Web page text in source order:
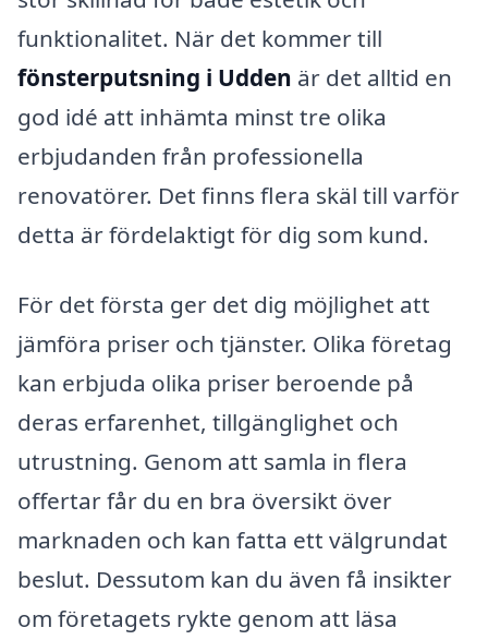
funktionalitet. När det kommer till
fönsterputsning i Udden är det alltid en
god idé att inhämta minst tre olika
erbjudanden från professionella
renovatörer. Det finns flera skäl till varför
detta är fördelaktigt för dig som kund.
För det första ger det dig möjlighet att
jämföra priser och tjänster. Olika företag
kan erbjuda olika priser beroende på
deras erfarenhet, tillgänglighet och
utrustning. Genom att samla in flera
offertar får du en bra översikt över
marknaden och kan fatta ett välgrundat
beslut. Dessutom kan du även få insikter
om företagets rykte genom att läsa